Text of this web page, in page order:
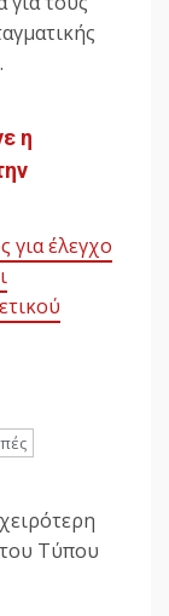
η
για έλεγχο
Τύπου